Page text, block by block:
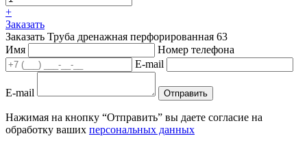
+
Заказать
Заказать Труба дренажная перфорированная 63
Имя
Номер телефона
E-mail
E-mail Отправить
Нажимая на кнопку “Отправить” вы даете согласие на
обработку ваших персональных данных